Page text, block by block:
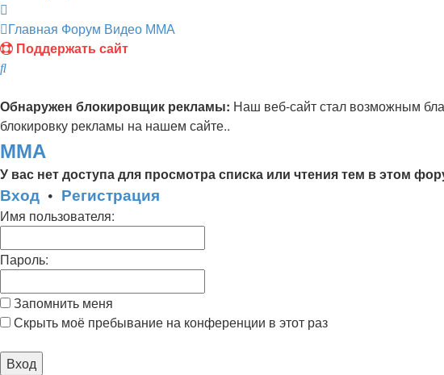
Главная Форум Видео ММА
Поддержать сайт
Поиск
Обнаружен блокировщик рекламы: Наш веб-сайт стал возможным
блокировку рекламы на нашем сайте..
ММА
У вас нет доступа для просмотра списка или чтения тем в этом
Вход • Регистрация
Имя пользователя:
Пароль:
Запомнить меня
Скрыть моё пребывание на конференции в этот раз